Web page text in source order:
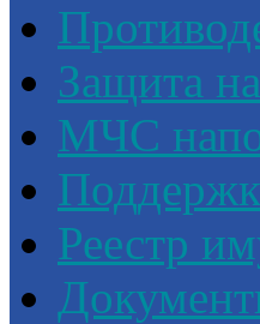
Защита
МЧС
Реестр